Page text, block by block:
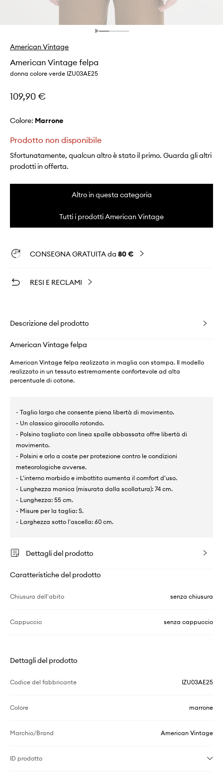
American Vintage
American Vintage felpa
donna colore verde IZU03AE25
109,90 €
Colore: marrone
Prodotto non disponibile
Sfortunatamente, qualcun altro è stato il primo. Guarda gli altri
prodotti in offerta.
Altro in questa categoria
Tutti i prodotti American Vintage
CONSEGNA GRATUITA da 80 €
RESI E RECLAMI
Descrizione del prodotto
American Vintage felpa
American Vintage felpa realizzata in maglia con stampa. Il modello
realizzato in un tessuto estremamente confortevole ad alta
percentuale di cotone.
- Taglio largo che consente piena libertà di movimento.
- Un classico girocollo rotondo.
- Polsino tagliato con linea spalle abbassata offre libertà di
movimento.
- Polsini e orlo a coste per protezione contro le condizioni
meteorologiche avverse.
- L'interno morbido e imbottito aumenta il comfort d'uso.
- Lunghezza manica (misurata dalla scollatura): 74 cm.
- Lunghezza: 55 cm.
- Misure per la taglia: S.
- Larghezza sotto l'ascella: 60 cm.
Dettagli del prodotto
Caratteristiche del prodotto
Chiusura dell'abito senza chiusura
Cappuccio senza cappuccio
Dettagli del prodotto
Codice del fabbricante IZU03AE25
Colore marrone
Marchio/Brand American Vintage
ID prodotto